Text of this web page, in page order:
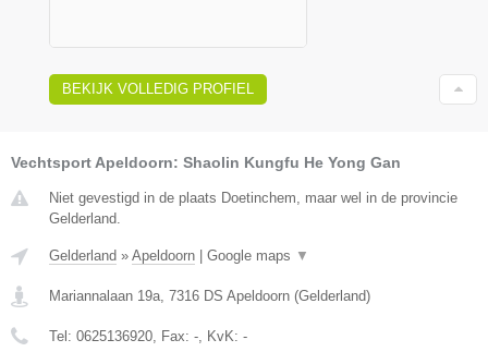
BEKIJK VOLLEDIG PROFIEL
Vechtsport Apeldoorn: Shaolin Kungfu He Yong Gan
Niet gevestigd in de plaats Doetinchem, maar wel in de provincie
Gelderland.
Gelderland » Apeldoorn Google maps ▼
Mariannalaan 19a 7316 DS Apeldoorn (Gelderland)
Tel: 0625136920 , Fax: - , KvK: -